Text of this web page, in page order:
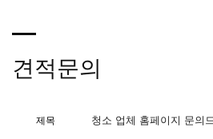
견적문의
제목 청소 업체 홈페이지 문의